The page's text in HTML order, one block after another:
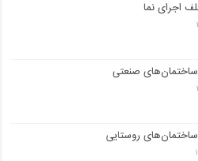
اجرای نما
صنعتی
روستایی